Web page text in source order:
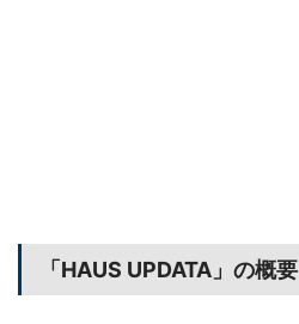
「HAUS UPDATA」の概要